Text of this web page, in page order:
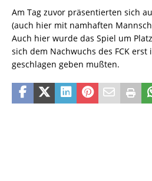
Am Tag zuvor präsentierten sich
(auch hier mit namhaften
Auch hier wurde das Spiel um
sich dem Nachwuchs des FCK
geschlagen geben mußten.